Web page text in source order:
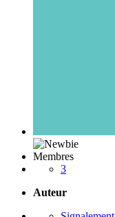
Membres
3
Auteur